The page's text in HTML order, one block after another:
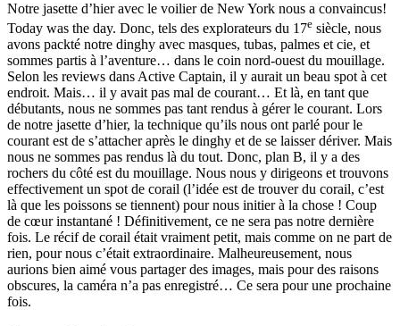
Notre jasette d’hier avec le voilier de New York nous a convaincus!
Today was the day. Donc, tels des explorateurs du 17e siècle, nous
avons packté notre dinghy avec masques, tubas, palmes et cie, et
sommes partis à l’aventure… dans le coin nord-ouest du mouillage.
Selon les reviews dans Active Captain, il y aurait un beau spot à cet
endroit. Mais… il y avait pas mal de courant… Et là, en tant que
débutants, nous ne sommes pas tant rendus à gérer le courant. Lors
de notre jasette d’hier, la technique qu’ils nous ont parlé pour le
courant est de s’attacher après le dinghy et de se laisser dériver. Mais
nous ne sommes pas rendus là du tout. Donc, plan B, il y a des
rochers du côté est du mouillage. Nous nous y dirigeons et trouvons
effectivement un spot de corail (l’idée est de trouver du corail, c’est
là que les poissons se tiennent) pour nous initier à la chose ! Coup
de cœur instantané ! Définitivement, ce ne sera pas notre dernière
fois. Le récif de corail était vraiment petit, mais comme on ne part de
rien, pour nous c’était extraordinaire. Malheureusement, nous
aurions bien aimé vous partager des images, mais pour des raisons
obscures, la caméra n’a pas enregistré… Ce sera pour une prochaine
fois.